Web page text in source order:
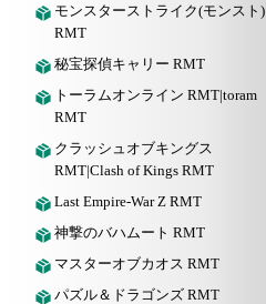
モンスターストライク(モンスト)
RMT
秘宝探偵キャリー RMT
トーラムオンライン RMT|toram
RMT
クラッシュオブキングス
RMT|Clash of Kings RMT
Last Empire-War Z RMT
神撃のバハムート RMT
マスターオブカオス RMT
パズル＆ドラゴンズ RMT